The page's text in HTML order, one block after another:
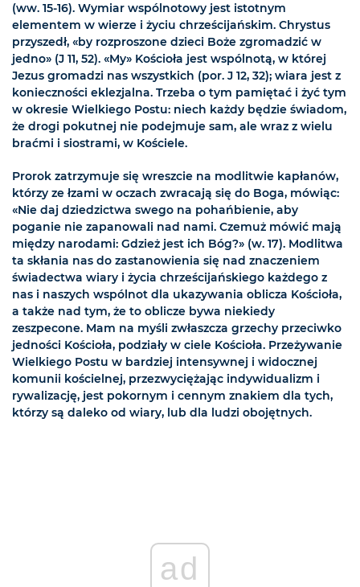
(ww. 15-16). Wymiar wspólnotowy jest istotnym
elementem w wierze i życiu chrześcijańskim. Chrystus
przyszedł, «by rozproszone dzieci Boże zgromadzić w
jedno» (J 11, 52). «My» Kościoła jest wspólnotą, w której
Jezus gromadzi nas wszystkich (por. J 12, 32); wiara jest z
konieczności eklezjalna. Trzeba o tym pamiętać i żyć tym
w okresie Wielkiego Postu: niech każdy będzie świadom,
że drogi pokutnej nie podejmuje sam, ale wraz z wielu
braćmi i siostrami, w Kościele.
Prorok zatrzymuje się wreszcie na modlitwie kapłanów,
którzy ze łzami w oczach zwracają się do Boga, mówiąc:
«Nie daj dziedzictwa swego na pohańbienie, aby
poganie nie zapanowali nad nami. Czemuż mówić mają
między narodami: Gdzież jest ich Bóg?» (w. 17). Modlitwa
ta skłania nas do zastanowienia się nad znaczeniem
świadectwa wiary i życia chrześcijańskiego każdego z
nas i naszych wspólnot dla ukazywania oblicza Kościoła,
a także nad tym, że to oblicze bywa niekiedy
zeszpecone. Mam na myśli zwłaszcza grzechy przeciwko
jedności Kościoła, podziały w ciele Kościoła. Przeżywanie
Wielkiego Postu w bardziej intensywnej i widocznej
komunii kościelnej, przezwyciężając indywidualizm i
rywalizację, jest pokornym i cennym znakiem dla tych,
którzy są daleko od wiary, lub dla ludzi obojętnych.
ad